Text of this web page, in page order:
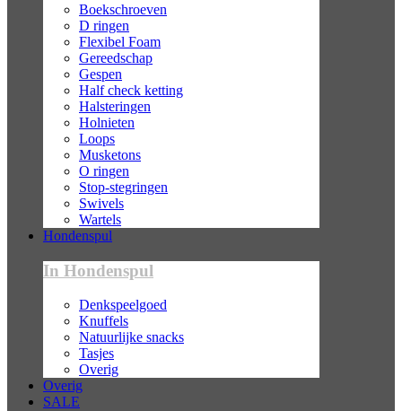
Boekschroeven
D ringen
Flexibel Foam
Gereedschap
Gespen
Half check ketting
Halsteringen
Holnieten
Loops
Musketons
O ringen
Stop-stegringen
Swivels
Wartels
Hondenspul
In Hondenspul
Denkspeelgoed
Knuffels
Natuurlijke snacks
Tasjes
Overig
Overig
SALE